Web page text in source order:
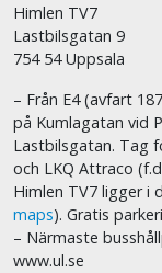
Himlen TV7
Lastbilsgatan 9
754 54 Uppsala
– Från E4 (avfart
på Kumlagatan vid
Lastbilsgatan. Tag
och LKQ Attraco
Himlen TV7 ligger i
maps). Gratis
– Närmaste
www.ul.se